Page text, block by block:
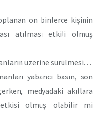
on binlerce kişinin
atılması etkili olmuş
üzerine sürülmesi…
yabancı basın, son
medyadaki akıllara
etkisi olmuş olabilir mi